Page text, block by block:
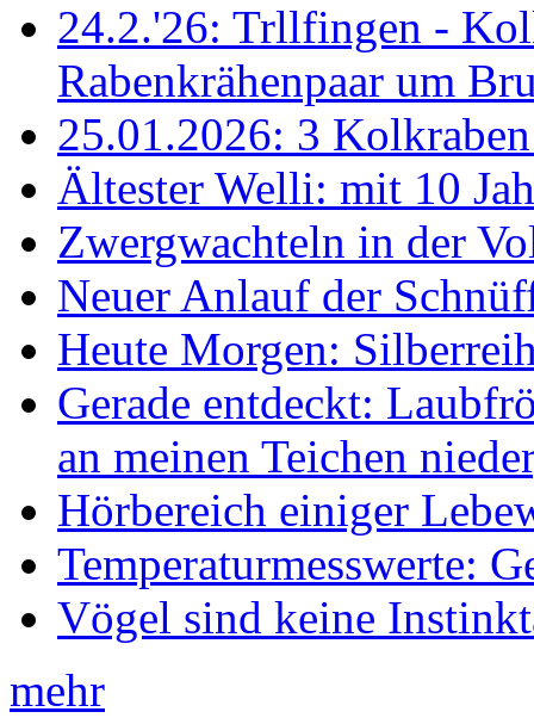
24.2.'26: Trllfingen -
Rabenkrähenpaar um
25.01.2026: 3
Ältester Welli: mit 10
Zwergwachteln in der
Neuer Anlauf der
Heute Morgen:
Gerade entdeckt:
an meinen Teichen
Hörbereich einiger
Temperaturmesswerte:
Vögel sind keine
mehr